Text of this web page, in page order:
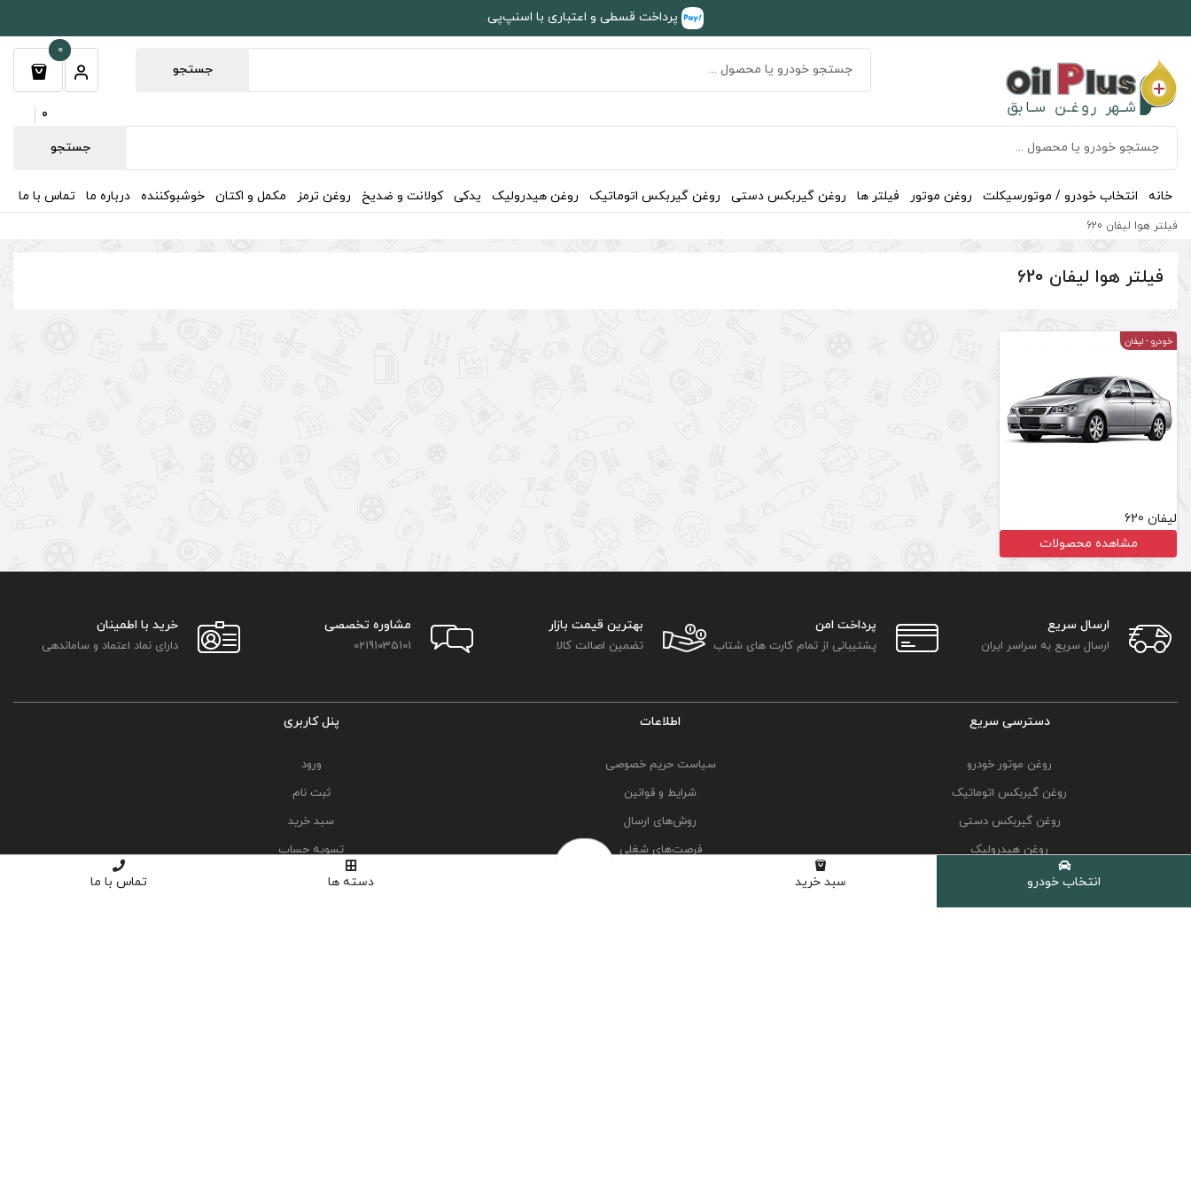
انتخاب خودرو سبد خرید دسته ها تماس با ما
پرداخت قسطی و اعتباری با اسنپ‌پی
جستجو
0
0
جستجو
خانه انتخاب خودرو / موتورسیکلت روغن موتور فیلتر ها روغن گیربکس دستی روغن گیربکس اتوماتیک روغن هیدرولیک یدکی کولانت و ضدیخ روغن ترمز مکمل و اکتان خوشبوکننده درباره ما تماس با ما
فیلتر هوا لیفان 620
فیلتر هوا لیفان 620
خودرو - لیفان
لیفان 620
مشاهده محصولات
ارسال سریع
ارسال سریع به سراسر ایران
پرداخت امن
پشتیبانی از تمام کارت های شتاب
بهترین قیمت بازار
تضمین اصالت کالا
مشاوره تخصصی
02191035101
خرید با اطمینان
دارای نماد اعتماد و ساماندهی
دسترسی سریع
روغن موتور خودرو
روغن گیربکس اتوماتیک
روغن گیربکس دستی
روغن هیدرولیک
کولانت، ضدیخ و ضدجوش
مکمل و اکتان
اطلاعات
سیاست حریم خصوصی
شرایط و قوانین
روش‌های ارسال
فرصت‌های شغلی
پنل کاربری
ورود
ثبت نام
سبد خرید
تسویه حساب